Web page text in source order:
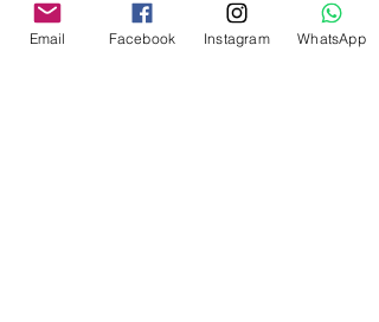
Rhodium
Email Facebook Instagram WhatsApp